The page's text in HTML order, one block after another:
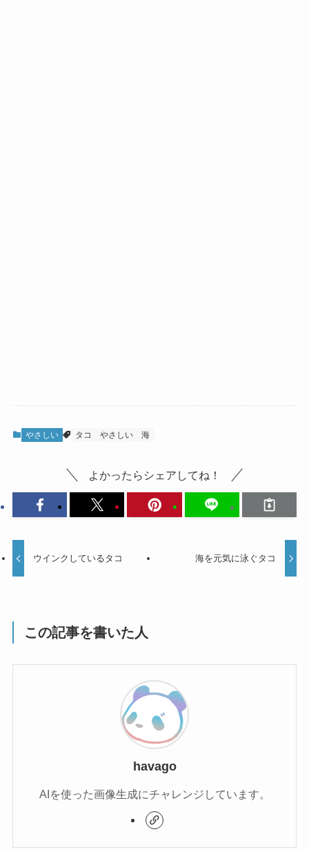
やさしい タコ やさしい 海
よかったらシェアしてね！
ウインクしているタコ 海を元気に泳ぐタコ
この記事を書いた人
havago
AIを使った画像生成にチャレンジしています。